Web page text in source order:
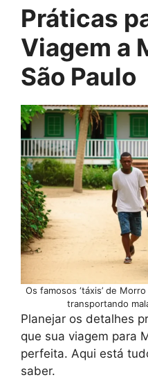
Práticas
Viagem a
São Paulo
Os famosos ‘táxis’ de
transportando
Planejar os detalhes
que sua viagem para
perfeita. Aqui está
saber.